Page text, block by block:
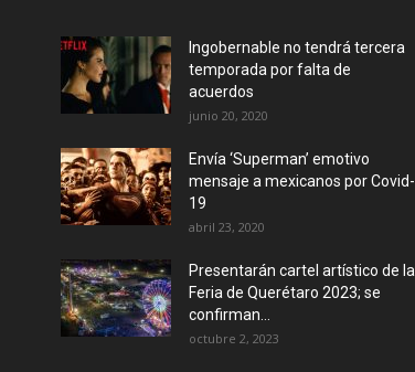
Ingobernable no tendrá tercera
temporada por falta de
acuerdos
junio 20, 2020
Envía ‘Superman’ emotivo
mensaje a mexicanos por Covid-
19
abril 23, 2020
Presentarán cartel artístico de la
Feria de Querétaro 2023; se
confirman...
octubre 2, 2023